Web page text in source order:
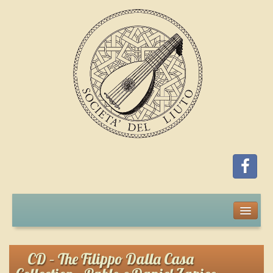
Iscrizione
CD – The Filippo Dalla Casa